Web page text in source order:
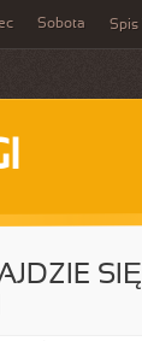
Sobota Spis